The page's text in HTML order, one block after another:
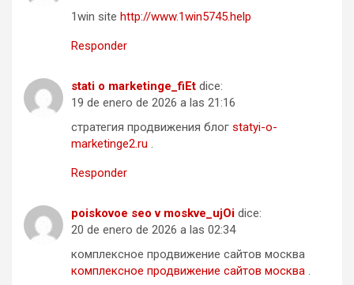
1win site http://www.1win5745.help
Responder
stati o marketinge_fiEt dice:
19 de enero de 2026 a las 21:16
стратегия продвижения блог statyi-o-
marketinge2.ru .
Responder
poiskovoe seo v moskve_ujOi dice:
20 de enero de 2026 a las 02:34
комплексное продвижение сайтов москва
комплексное продвижение сайтов москва .